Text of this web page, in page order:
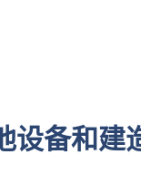
设备和建